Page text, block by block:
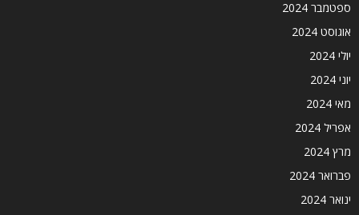
ספטמבר 2024
אוגוסט 2024
יולי 2024
יוני 2024
מאי 2024
אפריל 2024
מרץ 2024
פברואר 2024
ינואר 2024